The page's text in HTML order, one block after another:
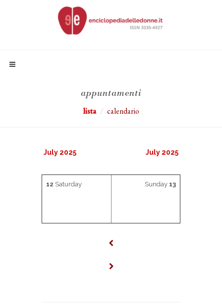
appuntamenti
lista calendario
July 2025 July 2025
12 Saturday Sunday 13